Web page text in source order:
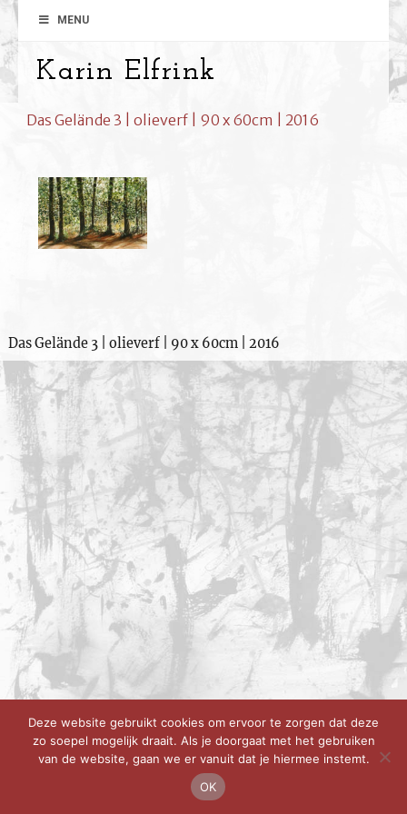
MENU
Karin Elfrink
Das Gelände 3 | olieverf | 90 x 60cm | 2016
Das Gelände 3 | olieverf | 90 x 60cm | 2016
Deze website gebruikt cookies om ervoor te zorgen dat deze
zo soepel mogelijk draait. Als je doorgaat met het gebruiken
van de website, gaan we er vanuit dat je hiermee instemt.
OK